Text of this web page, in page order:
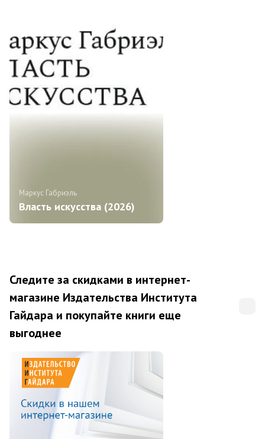
Маркус Габриэль
Власть искусства (2026)
Следите за скидками в интернет-
магазине Издательства Института
Гайдара и покупайте книги еще
выгоднее